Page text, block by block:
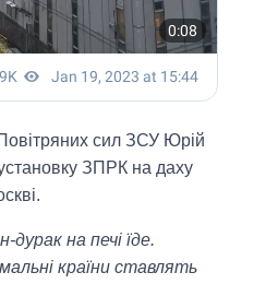
сил ЗСУ Юрій
ЗПРК на даху
дурак на печі їде.
країни ставлять